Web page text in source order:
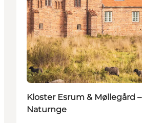
Kloster Esrum & Møllegård
Naturnge